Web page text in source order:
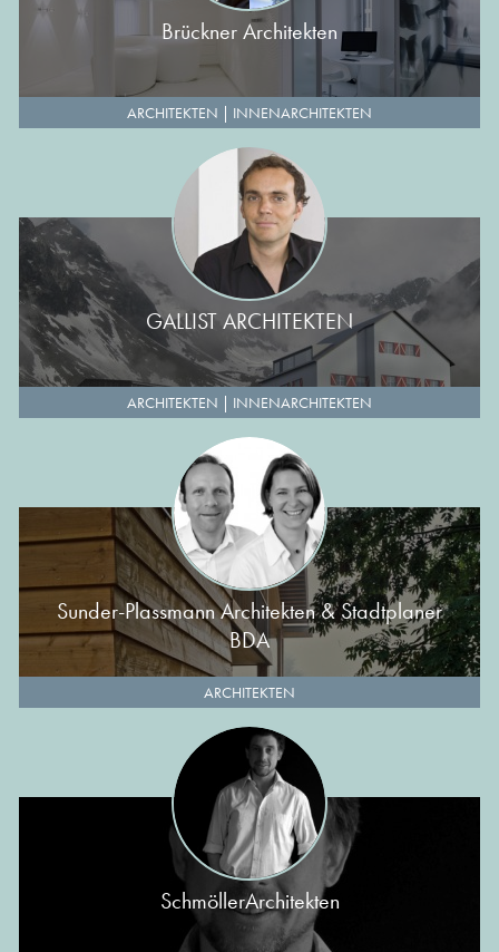
Brückner Architekten
ARCHITEKTEN | INNENARCHITEKTEN
GALLIST ARCHITEKTEN
ARCHITEKTEN | INNENARCHITEKTEN
Sunder-Plassmann Architekten & Stadtplaner
BDA
ARCHITEKTEN
SchmöllerArchitekten